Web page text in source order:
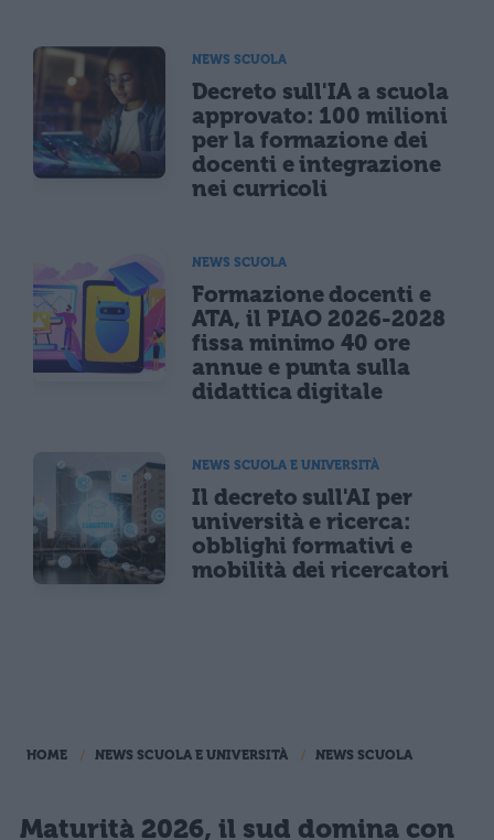
NEWS SCUOLA
Decreto sull'IA a scuola
approvato: 100 milioni
per la formazione dei
docenti e integrazione
nei curricoli
NEWS SCUOLA
Formazione docenti e
ATA, il PIAO 2026-2028
fissa minimo 40 ore
annue e punta sulla
didattica digitale
NEWS SCUOLA E UNIVERSITÀ
Il decreto sull'AI per
università e ricerca:
obblighi formativi e
mobilità dei ricercatori
HOME NEWS SCUOLA E UNIVERSITÀ NEWS SCUOLA
Maturità 2026, il sud domina con